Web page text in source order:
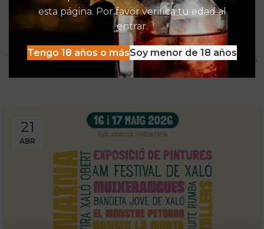
esta página. Por favor verifica tu edad al
entrar.
Tengo 18 años o másSoy menor de 18 años
Destacados de Vinalia
Mucho más que una Vinoteca
Tenemos las experiencias, descuentos y detacados pensados
para disfrutar al máximo de la oferta Vinalia
21
ABR